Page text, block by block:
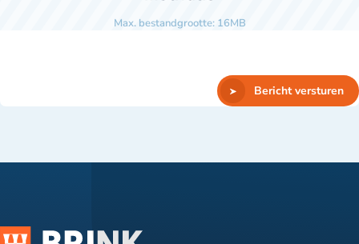
Max. bestandgrootte: 16MB
Bericht versturen